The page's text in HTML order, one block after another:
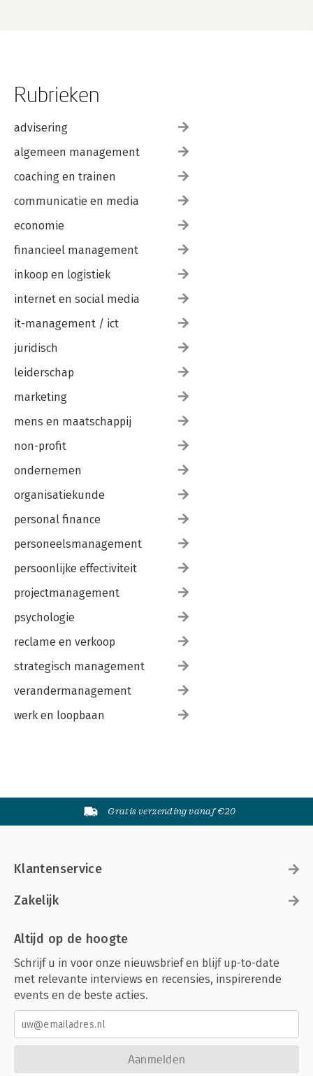
Rubrieken
advisering
algemeen management
coaching en trainen
communicatie en media
economie
financieel management
inkoop en logistiek
internet en social media
it-management / ict
juridisch
leiderschap
marketing
mens en maatschappij
non-profit
ondernemen
organisatiekunde
personal finance
personeelsmanagement
persoonlijke effectiviteit
projectmanagement
psychologie
reclame en verkoop
strategisch management
verandermanagement
werk en loopbaan
Gratis verzending vanaf €20
Klantenservice
Zakelijk
Altijd op de hoogte
Schrijf u in voor onze nieuwsbrief en blijf up-to-date
met relevante interviews en recensies, inspirerende
events en de beste acties.
Aanmelden